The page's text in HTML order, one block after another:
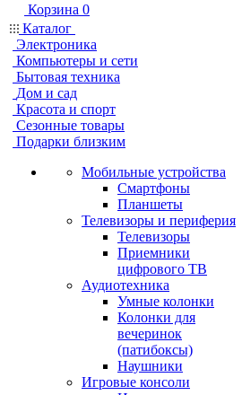
Корзина 0
Каталог
Электроника
Компьютеры и сети
Бытовая техника
Дом и сад
Красота и спорт
Сезонные товары
Подарки близким
Мобильные устройства
Смартфоны
Планшеты
Телевизоры и периферия
Телевизоры
Приемники
цифрового ТВ
Аудиотехника
Умные колонки
Колонки для
вечеринок
(патибоксы)
Наушники
Игровые консоли